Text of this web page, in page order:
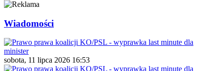
Wiadomości
sobota, 11 lipca 2026 16:53